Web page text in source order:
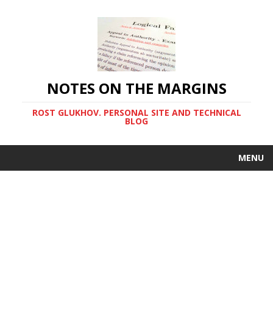
NOTES ON THE MARGINS
ROST GLUKHOV. PERSONAL SITE AND TECHNICAL
BLOG
MENU